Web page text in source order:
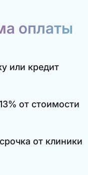
оплаты
или кредит
от стоимости
от клиники